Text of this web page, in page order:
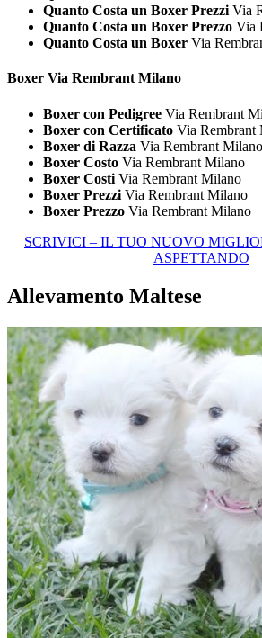
Quanto Costa un Boxer Prezzi Via
Quanto Costa un Boxer Prezzo Via
Quanto Costa un Boxer Via
Boxer Via Rembrant Milano
Boxer con Pedigree Via Rembrant
Boxer con Certificato Via Rembrant
Boxer di Razza Via Rembrant Milano
Boxer Costo Via Rembrant Milano
Boxer Costi Via Rembrant Milano
Boxer Prezzi Via Rembrant Milano
Boxer Prezzo Via Rembrant Milano
SCRIVICI – IL TUO NUOVO
ASPETTANDO
Allevamento Maltese